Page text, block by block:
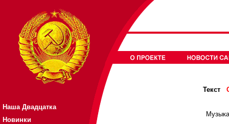
Наша Двадцатка
Новинки
Текст